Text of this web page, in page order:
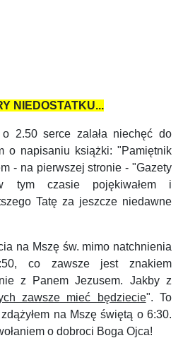
NIEDOSTATKU...
serce zalała niechęć do
o napisaniu książki: "Pamiętnik
- na pierwszej stronie - "Gazety
tym czasie pojękiwałem i
Tatę za jeszcze niedawne
na Mszę św. mimo natchnienia
co zawsze jest znakiem
z Panem Jezusem. Jakby z
zawsze mieć będziecie". To
na Mszę świętą o 6:30.
o dobroci Boga Ojca!